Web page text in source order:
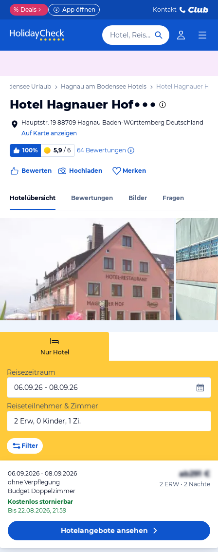
% Deals App öffnen Kontakt
Hotel, Reiseziel
Urlaub Hagnau am Bodensee Hotels Hotel Hagnauer Hof
Hotel Hagnauer Hof
Hauptstr. 19 88709 Hagnau Baden-Württemberg Deutschland
Auf Karte anzeigen
100% 5,9 / 6 64 Bewertungen
Bewerten Hochladen Merken
Hotelübersicht Bewertungen Bilder Fragen
Nur Hotel
Reisezeitraum
06.09.26 - 08.09.26
Reiseteilnehmer & Zimmer
2 Erw, 0 Kinder, 1 Zi.
Filter
06.09.2026 - 08.09.2026
ohne Verpflegung
Budget Doppelzimmer
Kostenlos stornierbar
Bis 22.08.2026, 21:59
ab291 €
2 ERW • 2 Nächte
Hotelangeboteansehen